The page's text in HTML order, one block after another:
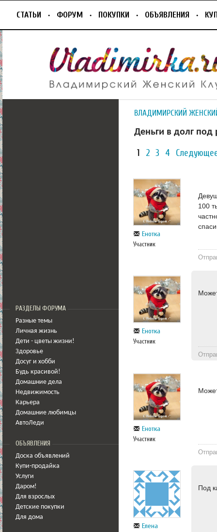
СТАТЬИ ФОРУМ ПОКУПКИ ОБЪЯВЛЕНИЯ
РАЗДЕЛЫ ФОРУМА
Разные темы
Личная жизнь
Дети - цветы жизни!
Здоровье
Досуг и хобби
Будь красивой!
Домашние дела
Недвижимость
Карьера
Домашние любимцы
АвтоЛеди
ОБЪЯВЛЕНИЯ
Доска объявлений
Купи-продайка
Услуги
Даром!
Для взрослых
Детские покупки
Для дома
ВЛАДИМИРСКИЙ
Деньги в долг под
1 2 3 4
Енотка
Участник
100
Енотка
Участник
Енотка
Участник
Елена
Под